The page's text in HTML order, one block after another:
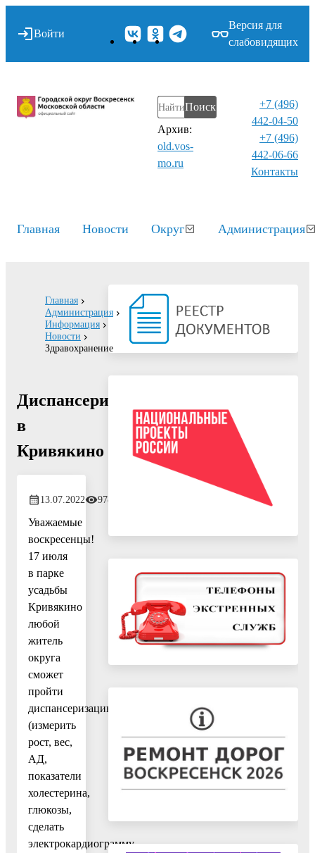
Войти
Версия для
слабовидящих
Поиск
Архив:
old.vos-
mo.ru
+7 (496)
442-04-50
+7 (496)
442-06-66
Контакты⁠
Главная Новости Округ Администрация
Главная
Администрация
Информация
Новости
Здравохранение
Диспансеризация
в
Кривякино
13.07.2022 978
Уважаемые
воскресенцы!
17 июля
в парке
усадьбы
Кривякино
любой
житель
округа
сможет
пройти
диспансеризацию
(измерить
рост, вес,
АД,
показатели
холестерина,
глюкозы,
сделать
электрокардиограмму